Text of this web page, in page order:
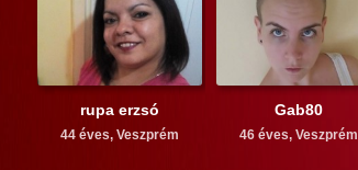
rupa erzsó
44 éves, Veszprém
Gab80
46 éves, Veszprém